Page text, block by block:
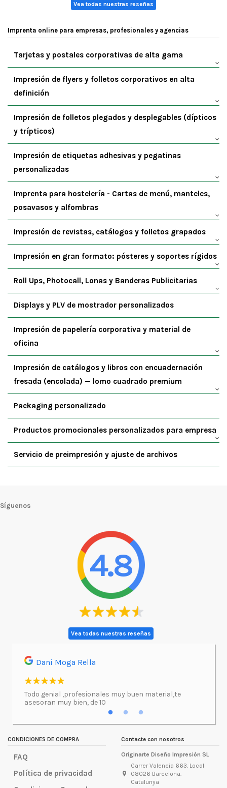
Vea todas nuestras reseñas
Imprenta online para empresas, profesionales y agencias
Tarjetas y postales corporativas de alta gama
Impresión de flyers y folletos corporativos en alta
definición
Impresión de folletos plegados y desplegables (dípticos
y trípticos)
Impresión de etiquetas adhesivas y pegatinas
personalizadas
Imprenta para hostelería - Cartas de menú, manteles,
posavasos y alfombras
Impresión de revistas, catálogos y folletos grapados
Impresión en gran formato: pósteres y soportes rígidos
Roll Ups, Photocall, Lonas y Banderas Publicitarias
Displays y PLV de mostrador personalizados
Impresión de papelería corporativa y material de
oficina
Impresión de catálogos y libros con encuadernación
fresada (encolada) — lomo cuadrado premium
Packaging personalizado
Productos promocionales personalizados para empresa
Servicio de preimpresión y ajuste de archivos
Síguenos
4.8
Vea todas nuestras reseñas
Dani Moga Rella
Todo genial ,profesionales muy buen material,te
asesoran muy bien, de 10
lugar
CONDICIONES DE COMPRA
FAQ
Política de privacidad
Contacte con nosotros
Originarte Diseño Impresión SL
Carrer Valencia 663. Local
08026 Barcelona.
Catalunya